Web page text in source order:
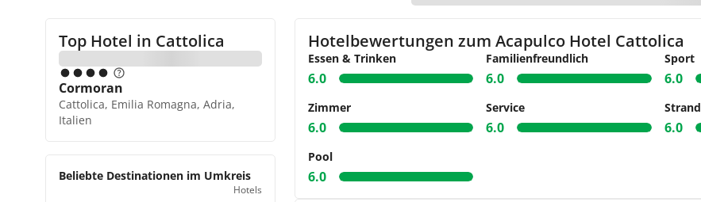
Top Hotel in Cattolica
Cormoran
Cattolica, Emilia Romagna, Adria,
Italien
Beliebte Destinationen im Umkreis
Hotels
Hotelbewertungen zum Acapulco Hotel Cattolica
Essen & Trinken
6.0
Familienfreundlich
6.0
Sport
6.0
Zimmer
6.0
Service
6.0
Strand
6.0
Pool
6.0